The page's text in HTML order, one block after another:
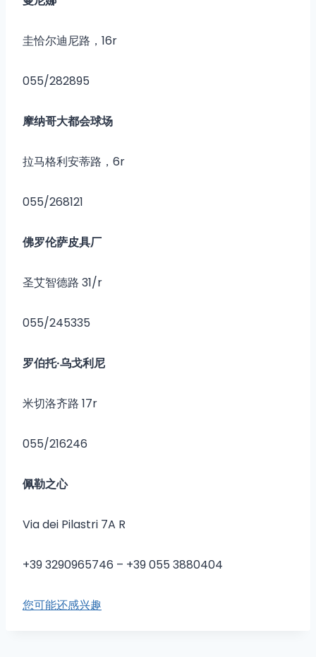
圭恰尔迪尼路，16r
055/282895
摩纳哥大都会球场
拉马格利安蒂路，6r
055/268121
佛罗伦萨皮具厂
圣艾智德路 31/r
055/245335
罗伯托·乌戈利尼
米切洛齐路 17r
055/216246
佩勒之心
Via dei Pilastri 7A R
+39 3290965746 – +39 055 3880404
您可能还感兴趣